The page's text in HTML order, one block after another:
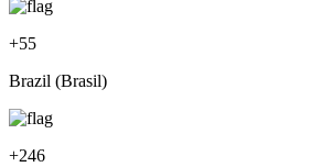
+55
Brazil (Brasil)
+246